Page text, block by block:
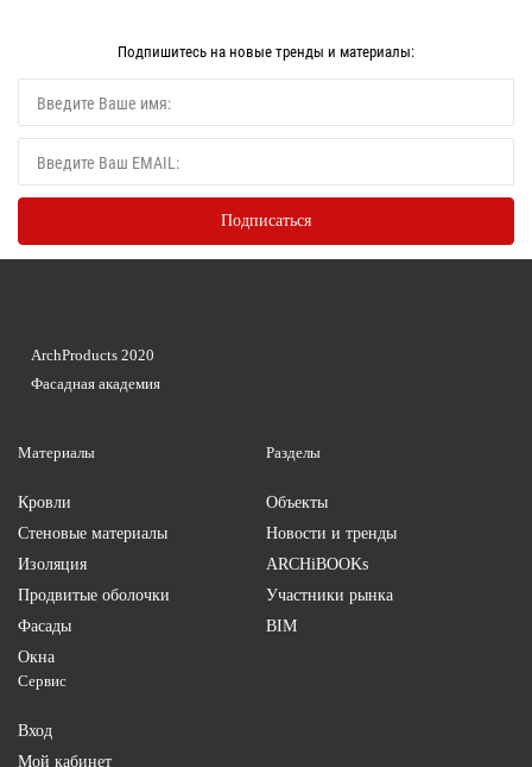
Подпишитесь на новые тренды и материалы:
Материалы
Кровли
Стеновые материалы
Изоляция
Продвитые оболочки
Фасады
Окна
Разделы
Объекты
Новости и тренды
ARCHiBOOKs
Участники рынка
BIM
Сервис
Вход
Мой кабинет
ArchProducts 2020
Фасадная академия